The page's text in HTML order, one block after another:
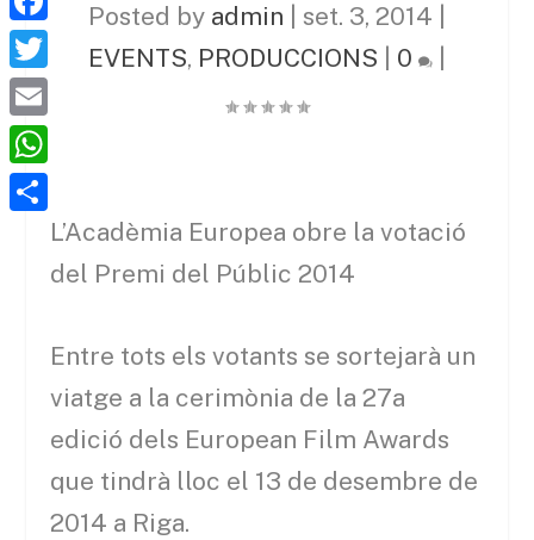
Posted by admin set. 3, 2014
EVENTS, PRODUCCIONS 0
L’Acadèmia Europea obre la votació
del Premi del Públic 2014
Entre tots els votants se sortejarà un
viatge a la cerimònia de la 27a
edició dels European Film Awards
que tindrà lloc el 13 de desembre de
2014 a Riga.
F
a
c
e
b
T
w
i
t
E
m
a
W
h